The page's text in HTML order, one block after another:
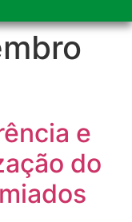
e
do